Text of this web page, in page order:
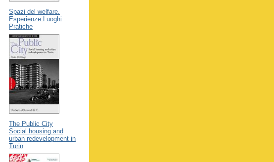
Spazi del welfare.
Esperienze Luoghi
Pratiche
The Public City
Social housing and
urban redevelopment in
Turin